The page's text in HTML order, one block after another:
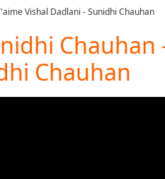
Vishal Dadlani - Sunidhi Chauhan
Chauhan
Chauhan